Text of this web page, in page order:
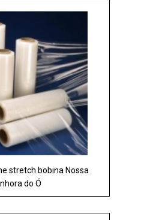
stretch bobina Nossa
do Ó